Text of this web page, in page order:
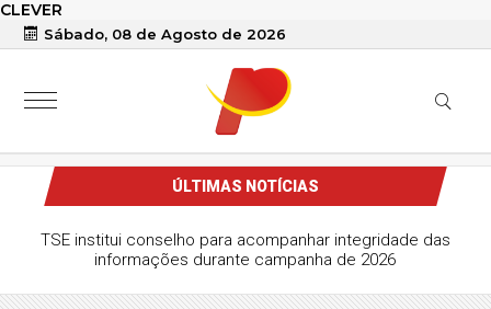
CLEVER
Sábado, 08 de Agosto de 2026
ÚLTIMAS NOTÍCIAS
TSE institui conselho para acompanhar integridade das
informações durante campanha de 2026